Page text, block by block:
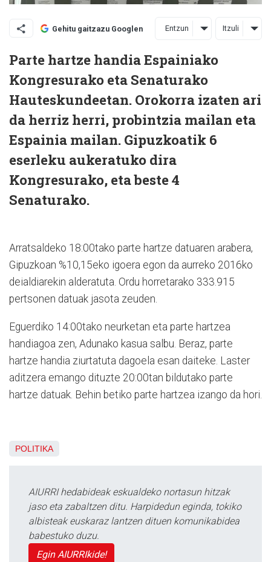
Gehitu gaitzazu Googlen Entzun Itzuli
Parte hartze handia Espainiako
Kongresurako eta Senaturako
Hauteskundeetan. Orokorra izaten ari
da herriz herri, probintzia mailan eta
Espainia mailan. Gipuzkoatik 6
eserleku aukeratuko dira
Kongresurako, eta beste 4
Senaturako.
Arratsaldeko 18:00tako parte hartze datuaren arabera,
Gipuzkoan %10,15eko igoera egon da aurreko 2016ko
deialdiarekin alderatuta. Ordu horretarako 333.915
pertsonen datuak jasota zeuden.
Eguerdiko 14:00tako neurketan eta parte hartzea
handiagoa zen, Adunako kasua salbu. Beraz, parte
hartze handia ziurtatuta dagoela esan daiteke. Laster
aditzera emango dituzte 20:00tan bildutako parte
hartze datuak. Behin betiko parte hartzea izango da hori.
POLITIKA
AIURRI hedabideak eskualdeko nortasun hitzak
jaso eta zabaltzen ditu. Harpidedun eginda, tokiko
albisteak euskaraz lantzen dituen komunikabidea
babestuko duzu.
Egin AIURRIkide!